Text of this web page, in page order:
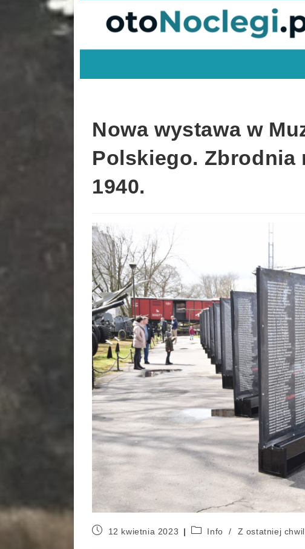
Nowa wystawa w
Polskiego. Zbrodnia
1940.
12 kwietnia 2023 Info / Z ostatniej